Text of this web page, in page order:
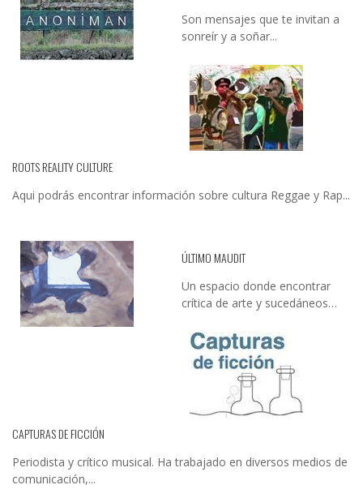
Son mensajes que te invitan a
sonreír y a soñar...
ROOTS REALITY CULTURE
Aqui podrás encontrar información sobre cultura Reggae y Rap...
ÚLTIMO MAUDIT
Un espacio donde encontrar
crítica de arte y sucedáneos…
CAPTURAS DE FICCIÓN
Periodista y crítico musical. Ha trabajado en diversos medios de
comunicación,...